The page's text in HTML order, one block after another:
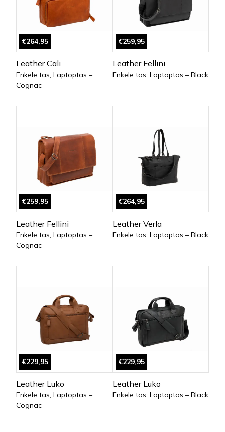
€264,95
Leather Cali
Enkele tas, Laptoptas –
Cognac
€259,95
Leather Fellini
Enkele tas, Laptoptas – Black
€259,95
Leather Fellini
Enkele tas, Laptoptas –
Cognac
€264,95
Leather Verla
Enkele tas, Laptoptas – Black
€229,95
Leather Luko
Enkele tas, Laptoptas –
Cognac
€229,95
Leather Luko
Enkele tas, Laptoptas – Black